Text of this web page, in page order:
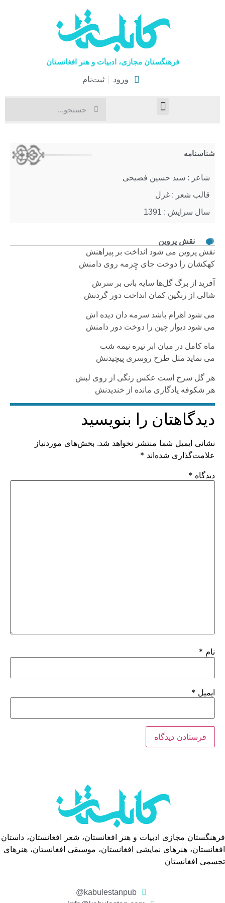
فرهنگستان مجازی، ادبیات و هنر افغانستان
ورود ثبت‌نام
نقش پروین
نقش پروین می شود انداخت بر پیراهنش
کهکشان را دوخت جای چِرمه روی دامنش
آفرید از برگ گل‌ها سایه بانی بر سرش
شالی از رنگین کمان انداخت دور گردنش
می شود اهرام باشد سرمه دان دیده اش
می شود دیوار چین را دوخت دور دامنش
ماه کامل در میان ابر تیره نیمه شب
می نماید مثل طرح روسری پیچیدنش
هر گل سرخ است عکس رنگی از روی لبش
هر شکوفه یادگاری مانده از خندیدنش
دیدگاهتان را بنویسید
نشانی ایمیل شما منتشر نخواهد شد. بخش‌های موردنیاز
علامت‌گذاری شده‌اند *
دیدگاه *
نام *
ایمیل *
شناسنامه
شاعر : سید حسین فصیحی
قالب شعر : غزل
سال سرایش : 1391
فرهنگستان مجازی ادبیات و هنر افغانستان، شعر افغانستان، داستان
افغانستان، هنرهای نمایشی افغانستان، موسیقی افغانستان، هنرهای
تجسمی افغانستان
kabulestanpub@